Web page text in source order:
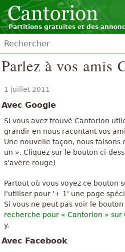
Partitions gratuites et des
Parlez à vos amis
1 juillet 2011
Avec Google
Si vous avez trouvé Cantorion
grandir en nous racontant vos
Une nouvelle façon, nous faisons
un ». Cliquez sur le bouton ci-
s'avère rouge)
Partout où vous voyez ce bouton
l'utiliser pour '+ 1' une page
Si vous ne peut pas voir le bouton
recherche pour « Cantorion » sur
y.
Avec Facebook